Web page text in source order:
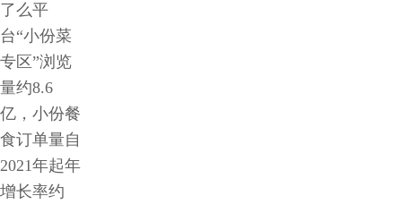
了么平
台“小份菜
专区”浏览
量约8.6
亿，小份餐
食订单量自
2021年起年
增长率约